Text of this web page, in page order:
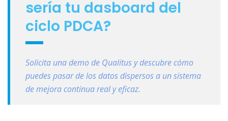
sería tu dasboard del
ciclo PDCA?
Solicita una demo de Qualitus y descubre cómo
puedes pasar de los datos dispersos a un sistema
de mejora continua real y eficaz.